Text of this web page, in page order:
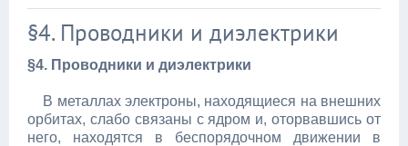
§4. Проводники и диэлектрики
§4. Проводники и диэлектрики
В металлах электроны, находящиеся на внешних
орбитах, слабо связаны с ядром и, оторвавшись от
него, находятся в беспорядочном движении в